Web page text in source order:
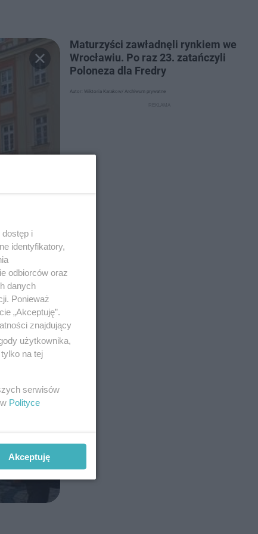
Maturzyści zawładnęli rynkiem we
Wrocławiu. Po raz 23. zatańczyli
Poloneza dla Fredry
Autor: Wiktoria Karakow/ Archiwum prywatne
i
identyfikatory,
odbiorców oraz
danych
Ponieważ
„Akceptuję”.
znajdujący
użytkownika,
na tej
serwisów
Polityce
Akceptuję